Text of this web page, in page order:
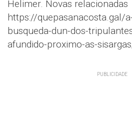
Helimer. Novas relacionadas
https://quepasanacosta.gal/
busqueda-dun-dos-
afundido-proximo-as-